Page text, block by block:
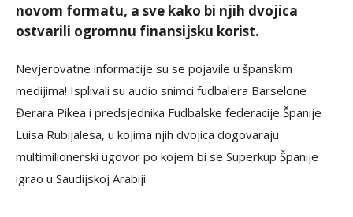
novom formatu, a sve kako bi njih dvojica
ostvarili ogromnu finansijsku korist.
Nevjerovatne informacije su se pojavile u španskim
medijima! Isplivali su audio snimci fudbalera Barselone
Đerara Pikea i predsjednika Fudbalske federacije Španije
Luisa Rubijalesa, u kojima njih dvojica dogovaraju
multimilionerski ugovor po kojem bi se Superkup Španije
igrao u Saudijskoj Arabiji.